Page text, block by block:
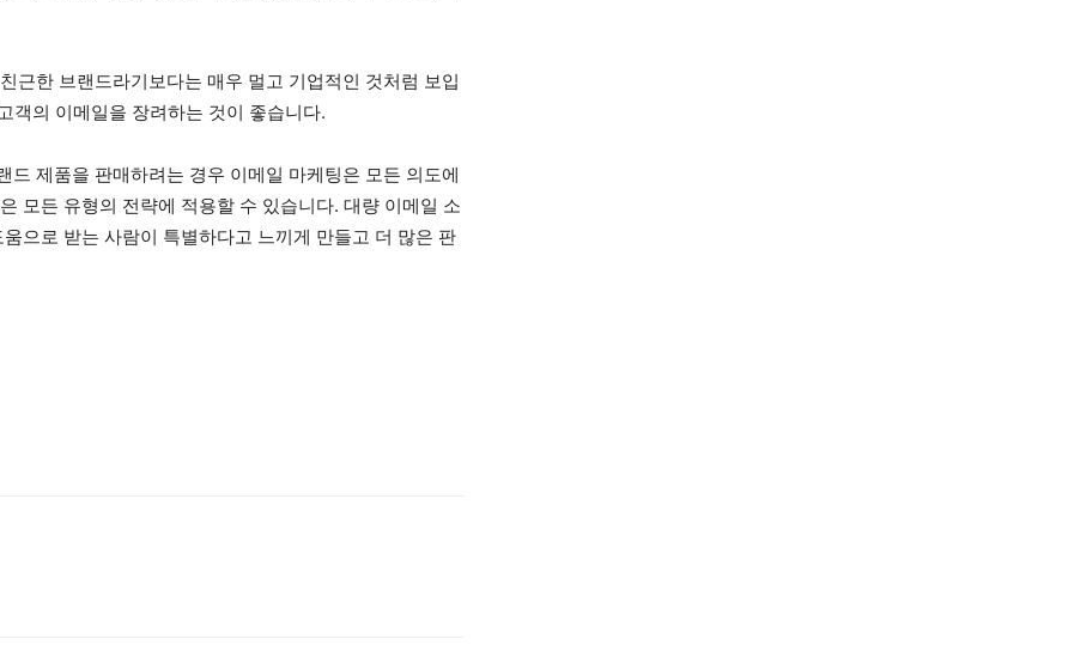
근한 브랜드라기보다는 매우 멀고 기업적인 것처럼 보입
객의 이메일을 장려하는 것이 좋습니다.
제품을 판매하려는 경우 이메일 마케팅은 모든 의도에
모든 유형의 전략에 적용할 수 있습니다. 대량 이메일 소
으로 받는 사람이 특별하다고 느끼게 만들고 더 많은 판